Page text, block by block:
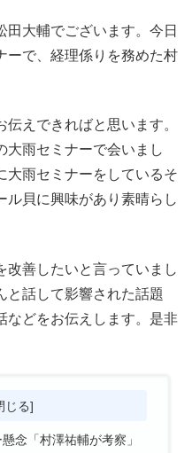
田大輔でございます。今日
ーで、経理係りを務めた村
えできればと思います。
大雨セミナーで会いまし
大雨セミナーをしているそ
ル貝に興味があり素晴らし
改善したいと言っていまし
と話して影響された話題
などをお伝えします。是非
念「村澤祐輔が考察」